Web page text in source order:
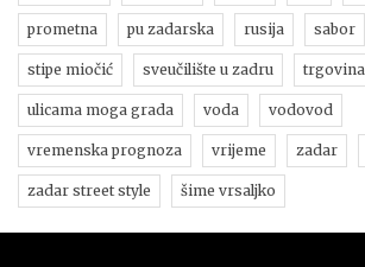
prometna pu zadarska rusija sabor
stipe miočić sveučilište u zadru trgovina
ulicama moga grada voda vodovod
vremenska prognoza vrijeme zadar
zadar street style šime vrsaljko